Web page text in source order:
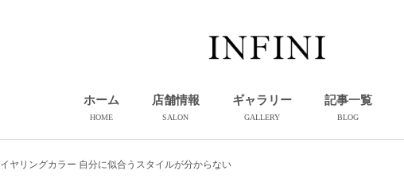
ホーム
HOME
店舗情報
SALON
ギャラリー
GALLERY
記事一覧
BLOG
イヤリングカラー️ ︎自分に似合うスタイルが分からない